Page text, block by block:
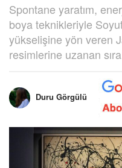
Spontane yaratım,
boya teknikleriyle
yükselişine yön veren
resimlerine uzanan
Duru Görgülü